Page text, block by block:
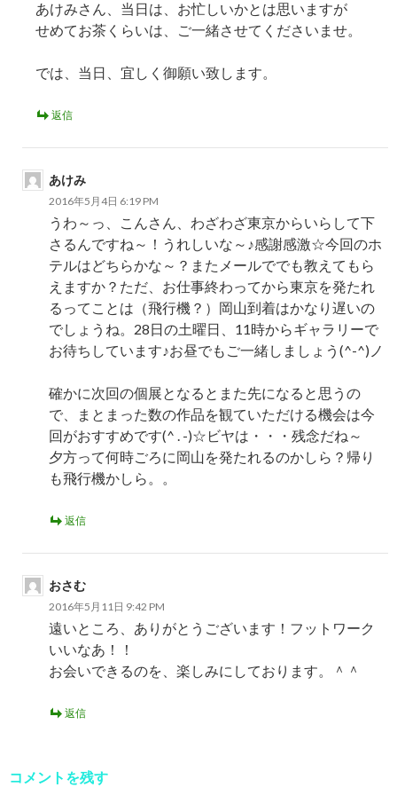
あけみさん、当日は、お忙しいかとは思いますが
せめてお茶くらいは、ご一緒させてくださいませ。
では、当日、宜しく御願い致します。
返信
あけみ
2016年5月4日 6:19 PM
うわ～っ、こんさん、わざわざ東京からいらして下
さるんですね～！うれしいな～♪感謝感激☆今回のホ
テルはどちらかな～？またメールででも教えてもら
えますか？ただ、お仕事終わってから東京を発たれ
るってことは（飛行機？）岡山到着はかなり遅いの
でしょうね。28日の土曜日、11時からギャラリーで
お待ちしています♪お昼でもご一緒しましょう(^-^)ノ
確かに次回の個展となるとまた先になると思うの
で、まとまった数の作品を観ていただける機会は今
回がおすすめです(^ . -)☆ビヤは・・・残念だね～
夕方って何時ごろに岡山を発たれるのかしら？帰り
も飛行機かしら。。
返信
おさむ
2016年5月11日 9:42 PM
遠いところ、ありがとうございます！フットワーク
いいなあ！！
お会いできるのを、楽しみにしております。＾＾
返信
コメントを残す